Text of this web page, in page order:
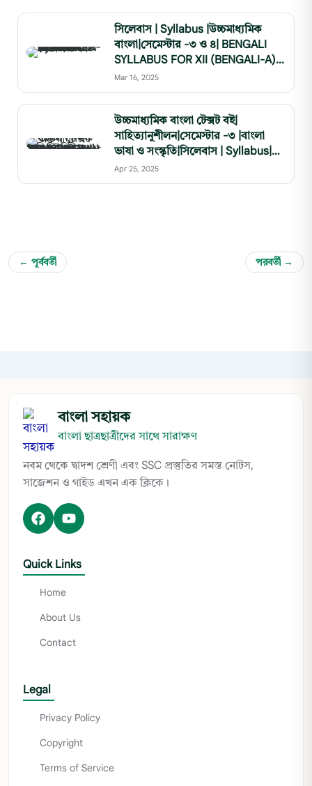
সিলেবাস | Syllabus |উচ্চমাধ্যমিক
বাংলা|সেমেস্টার -৩ ও ৪| BENGALI
SYLLABUS FOR XII (BENGALI-A)
SEMESTER- III & SEMESTER- IV
Mar 16, 2025
উচ্চমাধ্যমিক বাংলা টেক্সট বই|
সাহিত্যানুশীলন|সেমেস্টার -৩ |বাংলা
ভাষা ও সংস্কৃতি|সিলেবাস | Syllabus|
BENGALI Test Book For XII
(BENGALI-A)| SEMESTER- III
Apr 25, 2025
← পূর্ববর্তী পরবর্তী →
বাংলা সহায়ক
বাংলা ছাত্রছাত্রীদের সাথে সারাক্ষণ
নবম থেকে দ্বাদশ শ্রেণী এবং SSC প্রস্তুতির সমস্ত নোটস,
সাজেশন ও গাইড এখন এক ক্লিকে।
Quick Links
Home
About Us
Contact
Legal
Privacy Policy
Copyright
Terms of Service